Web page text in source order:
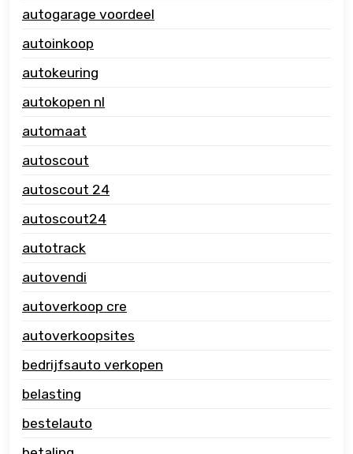
autogarage voordeel
autoinkoop
autokeuring
autokopen nl
automaat
autoscout
autoscout 24
autoscout24
autotrack
autovendi
autoverkoop cre
autoverkoopsites
bedrijfsauto verkopen
belasting
bestelauto